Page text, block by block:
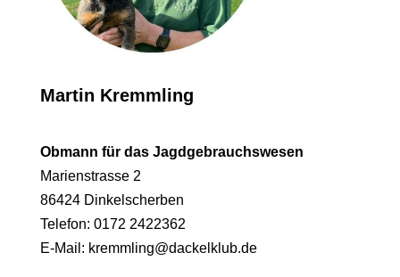
Martin Kremmling
Obmann für das Jagdgebrauchswesen
Marienstrasse 2
86424 Dinkelscherben
Telefon: 0172 2422362
E-Mail: kremmling@dackelklub.de